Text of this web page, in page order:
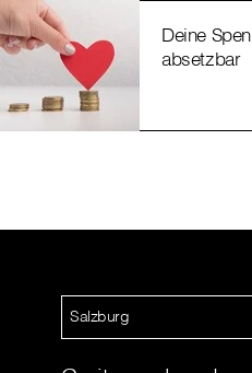
Deine
absetzbar
Salzburg